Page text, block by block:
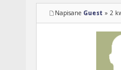
Napisane Guest » 2